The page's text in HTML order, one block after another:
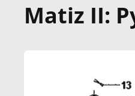
Matiz II: